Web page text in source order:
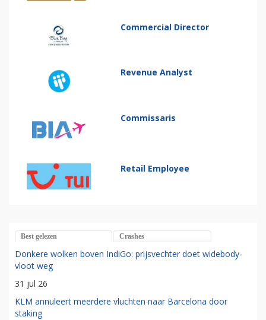
Commercial Director
Revenue Analyst
Commissaris
Retail Employee
Best gelezen Crashes
Donkere wolken boven IndiGo: prijsvechter doet widebody-
vloot weg
31 jul 26
KLM annuleert meerdere vluchten naar Barcelona door
staking